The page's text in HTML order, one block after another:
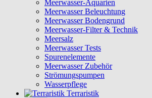
Meerwasser-Aquarien
Meerwasser Beleuchtung
Meerwasser Bodengrund
Meerwasser-Filter & Technik
Meersalz
Meerwasser Tests
Spurenelemente
Meerwasser Zubehör
Strömungspumpen
Wasserpflege
Terraristik